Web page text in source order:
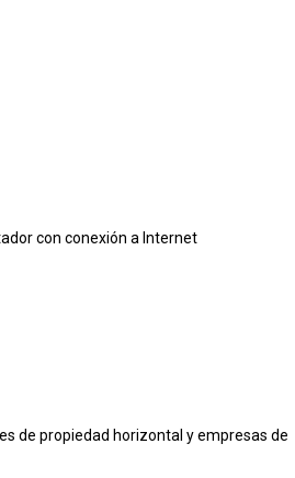
con conexión a Internet
de propiedad horizontal y empresas de